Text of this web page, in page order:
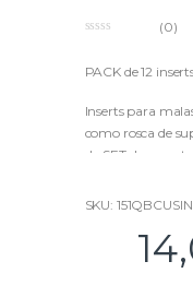
u
f
(0)
PACK de 12
Inserts para
como rosca de
do SET de
conectores
SKU: